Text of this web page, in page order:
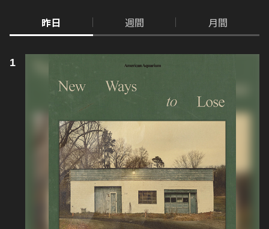
昨日 週間 月間